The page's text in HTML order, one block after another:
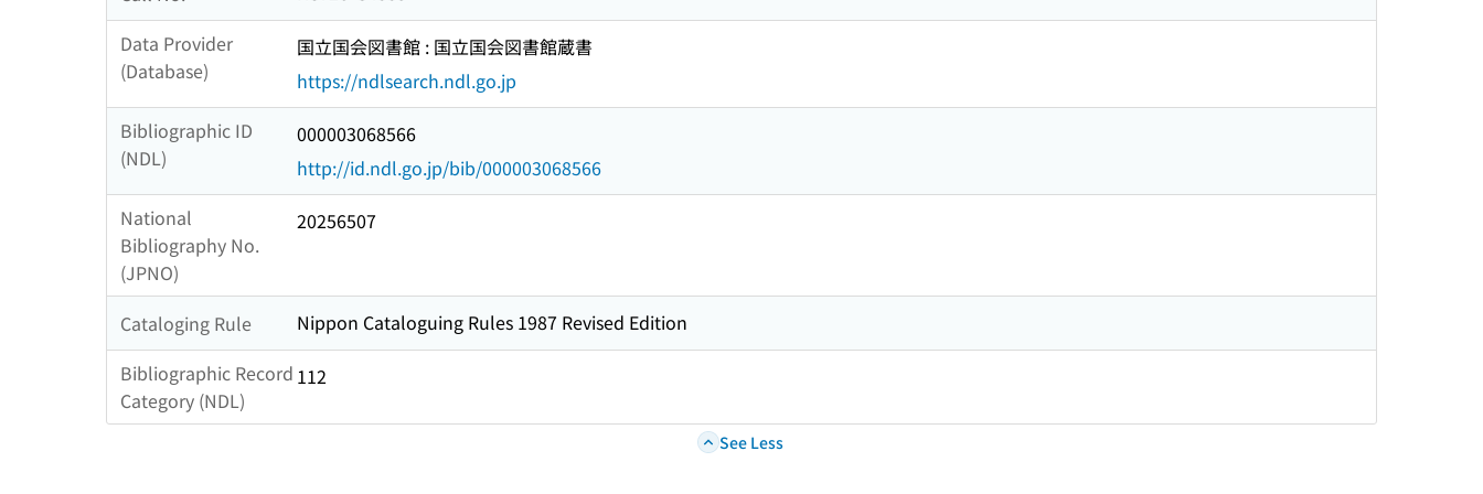
Data Provider
(Database)
国立国会図書館 : 国立国会図書館蔵書
https://ndlsearch.ndl.go.jp
Bibliographic ID
(NDL)
000003068566
http://id.ndl.go.jp/bib/000003068566
National
Bibliography No.
(JPNO)
20256507
Cataloging Rule
Nippon Cataloguing Rules 1987 Revised Edition
Bibliographic Record
Category (NDL)
112
See Less